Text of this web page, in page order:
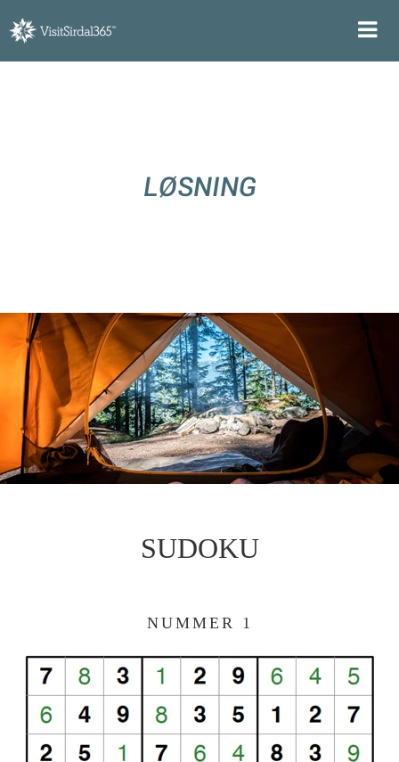
LØSNING
SUDOKU
NUMMER 1